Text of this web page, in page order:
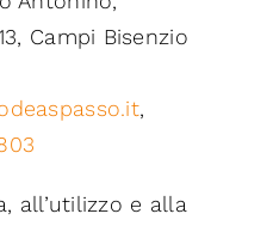
Campi Bisenzio
,
all’utilizzo e alla